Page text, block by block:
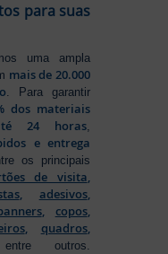
para suas
uma ampla
mais de 20.000
. Para garantir
dos materiais
24 horas,
e entrega
os principais
de visita,
, adesivos,
, copos,
, quadros,
outros.